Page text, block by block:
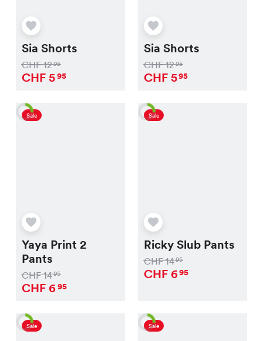
Sia Shorts
CHF1295
CHF595
Sia Shorts
CHF1295
CHF595
Sale
Yaya Print 2
Pants
CHF1495
CHF695
Sale
Ricky Slub Pants
CHF1495
CHF695
Sale Sale